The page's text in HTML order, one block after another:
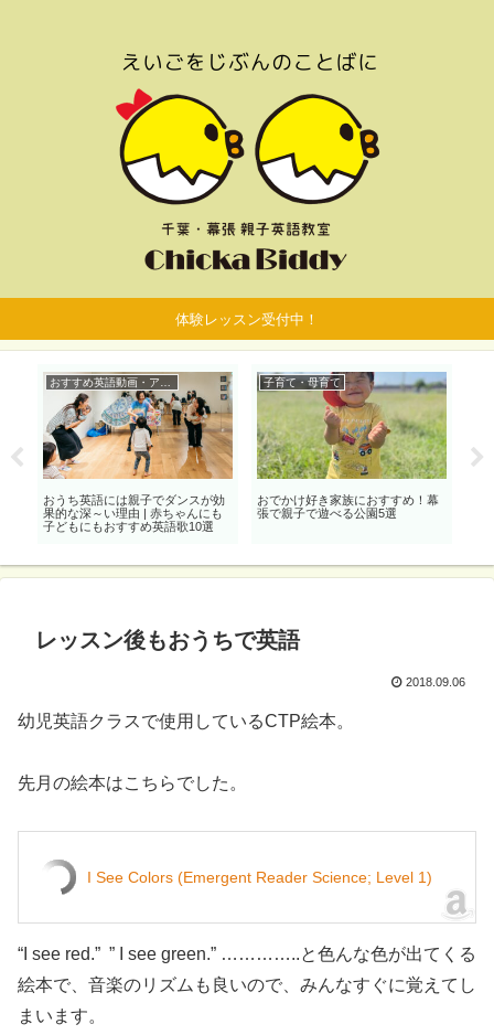
体験レッスン受付中！
おうち英語には親子でダンスが効
果的な深～い理由 | 赤ちゃんにも
子どもにもおすすめ英語歌10選
子育て・母育て
おでかけ好き家族におすすめ！幕
張で親子で遊べる公園5選
レッスン後もおうちで英語
2018.09.06
幼児英語クラスで使用しているCTP絵本。
先月の絵本はこちらでした。
I See Colors (Emergent Reader Science; Level 1)
“I see red.” ” I see green.” …………..と色んな色が出てくる
絵本で、音楽のリズムも良いので、みんなすぐに覚えてし
まいます。